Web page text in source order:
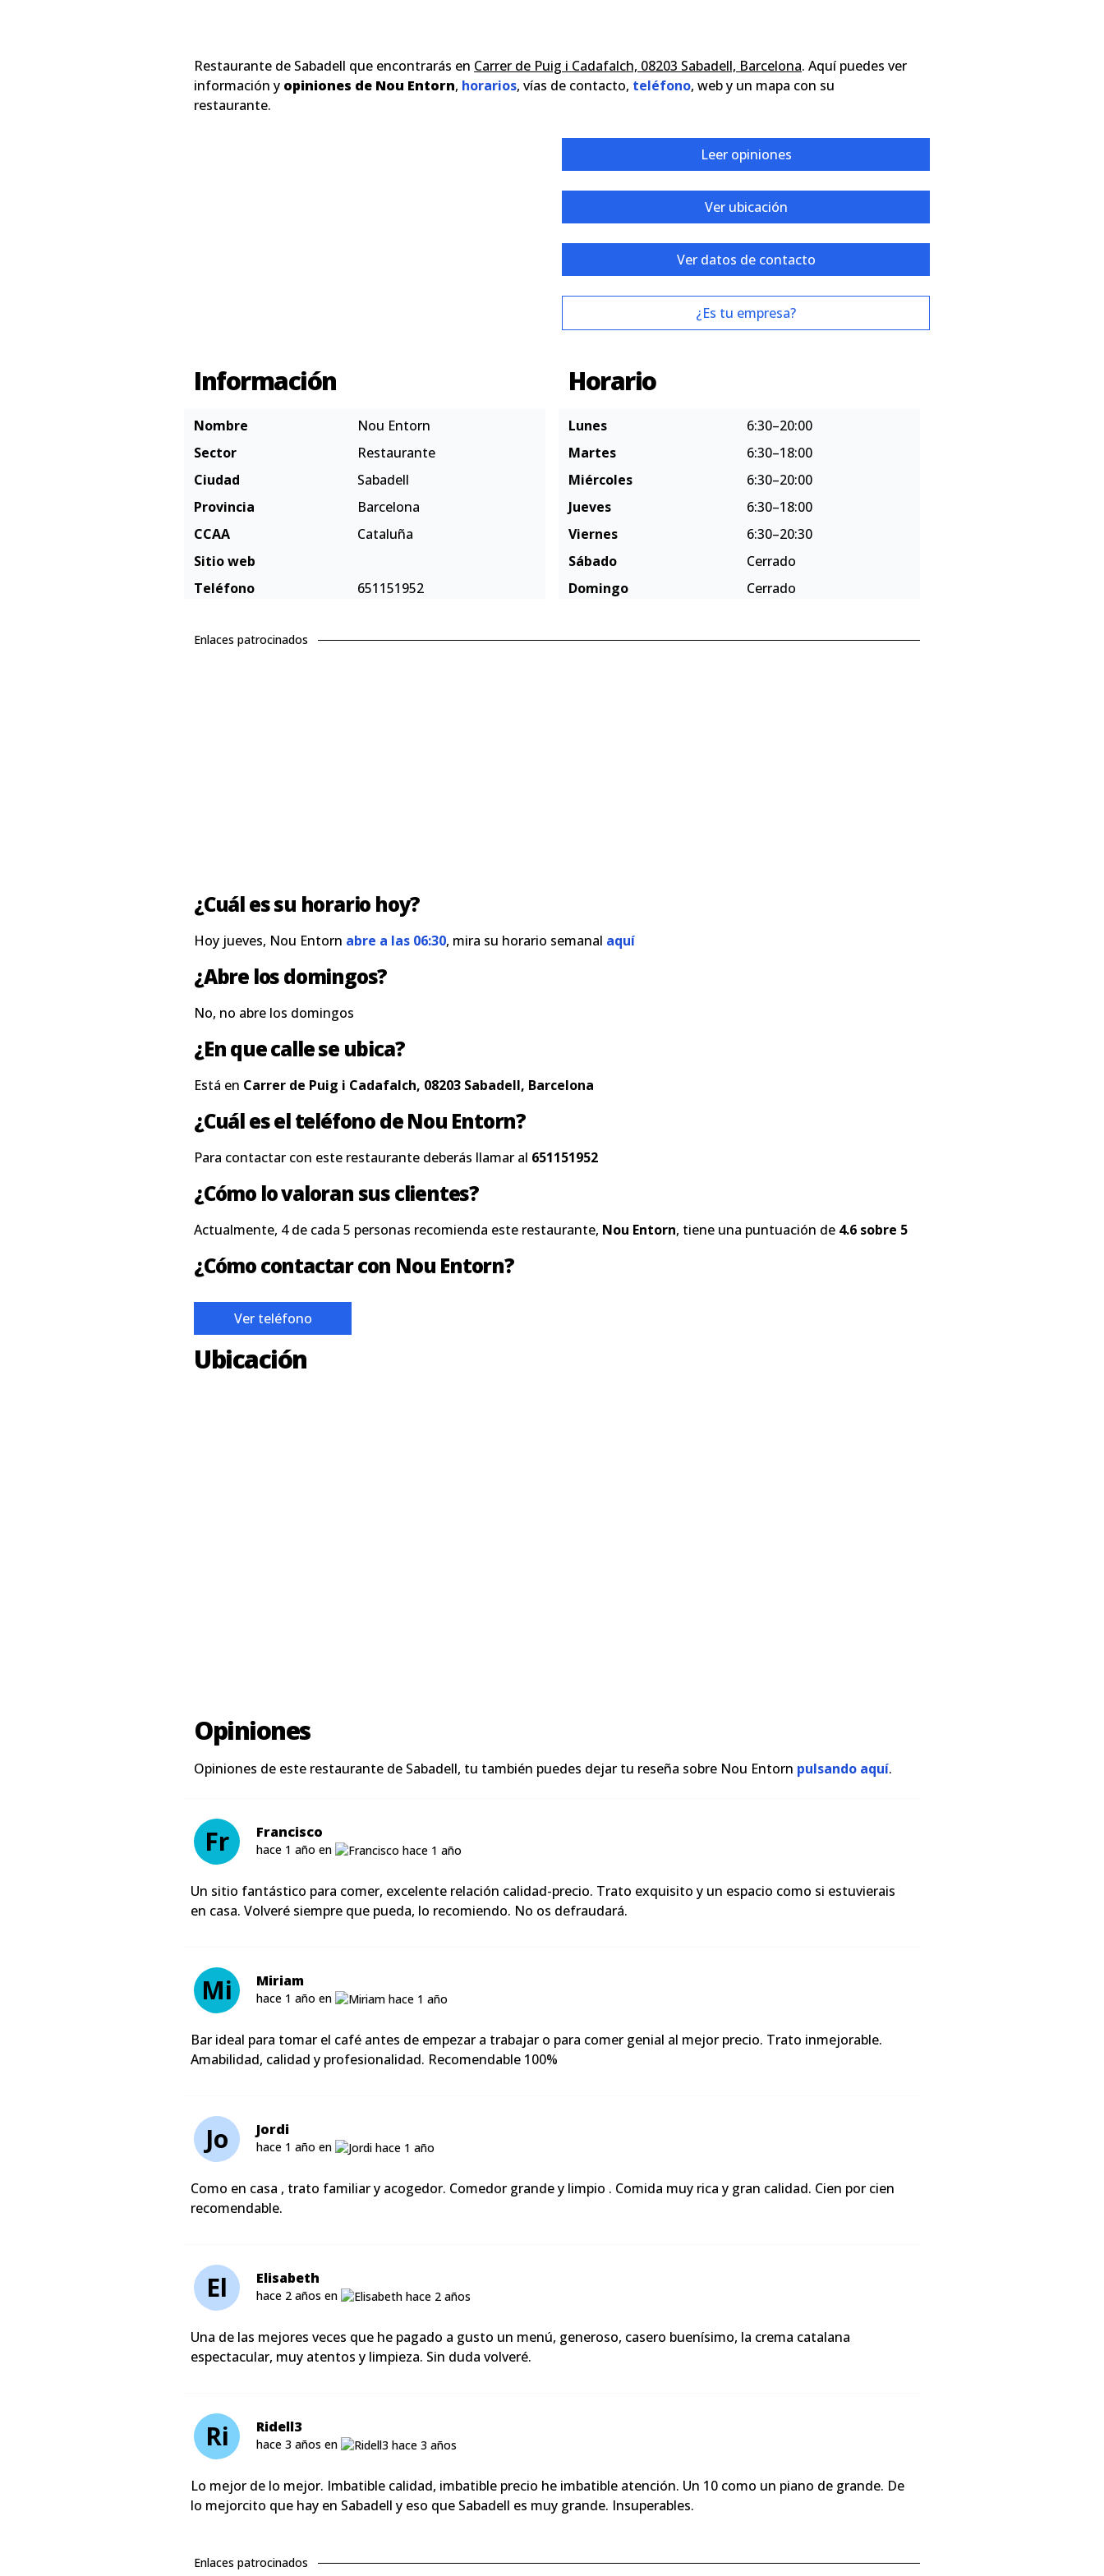
Restaurante de Sabadell que encontrarás en Carrer de Puig i Cadafalch, 08203 Sabadell, Barcelona. Aquí puedes ver
información y opiniones de Nou Entorn, horarios, vías de contacto, teléfono, web y un mapa con su
restaurante.
Leer opiniones
Ver ubicación
Ver datos de contacto
¿Es tu empresa?
Información
Nombre
Nou Entorn
Sector
Restaurante
Ciudad
Sabadell
Provincia
Barcelona
CCAA
Cataluña
Sitio web
Teléfono
651151952
Horario
Lunes
6:30–20:00
Martes
6:30–18:00
Miércoles
6:30–20:00
Jueves
6:30–18:00
Viernes
6:30–20:30
Sábado
Cerrado
Domingo
Cerrado
Enlaces patrocinados
¿Cuál es su horario hoy?
Hoy jueves, Nou Entorn abre a las 06:30, mira su horario semanal aquí
¿Abre los domingos?
No, no abre los domingos
¿En que calle se ubica?
Está en Carrer de Puig i Cadafalch, 08203 Sabadell, Barcelona
¿Cuál es el teléfono de Nou Entorn?
Para contactar con este restaurante deberás llamar al 651151952
¿Cómo lo valoran sus clientes?
Actualmente, 4 de cada 5 personas recomienda este restaurante, Nou Entorn, tiene una puntuación de 4.6 sobre 5
¿Cómo contactar con Nou Entorn?
Ver teléfono
Ubicación
Opiniones
Opiniones de este restaurante de Sabadell, tu también puedes dejar tu reseña sobre Nou Entorn pulsando aquí.
Fr Francisco
hace 1 año en
Un sitio fantástico para comer, excelente relación calidad-precio. Trato exquisito y un espacio como si estuvierais
en casa. Volveré siempre que pueda, lo recomiendo. No os defraudará.
Mi Miriam
hace 1 año en
Bar ideal para tomar el café antes de empezar a trabajar o para comer genial al mejor precio. Trato inmejorable.
Amabilidad, calidad y profesionalidad. Recomendable 100%
Jo Jordi
hace 1 año en
Como en casa , trato familiar y acogedor. Comedor grande y limpio . Comida muy rica y gran calidad. Cien por cien
recomendable.
El Elisabeth
hace 2 años en
Una de las mejores veces que he pagado a gusto un menú, generoso, casero buenísimo, la crema catalana
espectacular, muy atentos y limpieza. Sin duda volveré.
Ri Ridell3
hace 3 años en
Lo mejor de lo mejor. Imbatible calidad, imbatible precio he imbatible atención. Un 10 como un piano de grande. De
lo mejorcito que hay en Sabadell y eso que Sabadell es muy grande. Insuperables.
Enlaces patrocinados